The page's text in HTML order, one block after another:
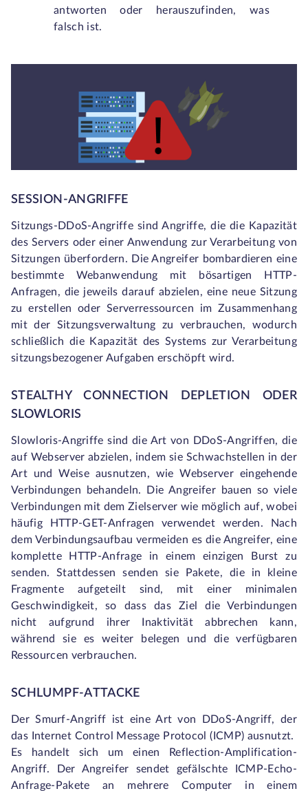
antworten oder herauszufinden, was
falsch ist.
SESSION-ANGRIFFE
Sitzungs-DDoS-Angriffe sind Angriffe, die die Kapazität
des Servers oder einer Anwendung zur Verarbeitung von
Sitzungen überfordern. Die Angreifer bombardieren eine
bestimmte Webanwendung mit bösartigen HTTP-
Anfragen, die jeweils darauf abzielen, eine neue Sitzung
zu erstellen oder Serverressourcen im Zusammenhang
mit der Sitzungsverwaltung zu verbrauchen, wodurch
schließlich die Kapazität des Systems zur Verarbeitung
sitzungsbezogener Aufgaben erschöpft wird.
STEALTHY CONNECTION DEPLETION ODER
SLOWLORIS
Slowloris-Angriffe sind die Art von DDoS-Angriffen, die
auf Webserver abzielen, indem sie Schwachstellen in der
Art und Weise ausnutzen, wie Webserver eingehende
Verbindungen behandeln. Die Angreifer bauen so viele
Verbindungen mit dem Zielserver wie möglich auf, wobei
häufig HTTP-GET-Anfragen verwendet werden. Nach
dem Verbindungsaufbau vermeiden es die Angreifer, eine
komplette HTTP-Anfrage in einem einzigen Burst zu
senden. Stattdessen senden sie Pakete, die in kleine
Fragmente aufgeteilt sind, mit einer minimalen
Geschwindigkeit, so dass das Ziel die Verbindungen
nicht aufgrund ihrer Inaktivität abbrechen kann,
während sie es weiter belegen und die verfügbaren
Ressourcen verbrauchen.
SCHLUMPF-ATTACKE
Der Smurf-Angriff ist eine Art von DDoS-Angriff, der
das Internet Control Message Protocol (ICMP) ausnutzt.
Es handelt sich um einen Reflection-Amplification-
Angriff. Der Angreifer sendet gefälschte ICMP-Echo-
Anfrage-Pakete an mehrere Computer in einem